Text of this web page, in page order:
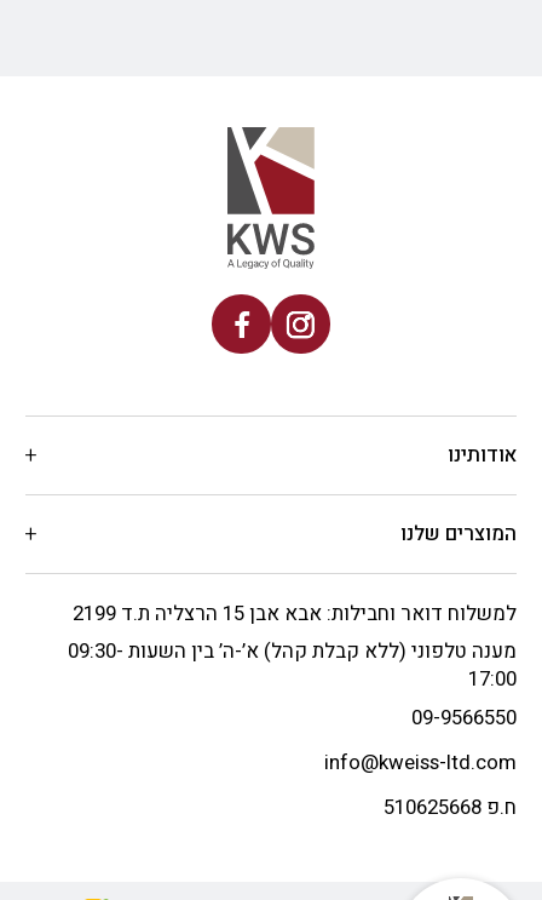
אודותינו
המוצרים שלנו
למשלוח דואר וחבילות: אבא אבן 15 הרצליה ת.ד 2199
מענה טלפוני (ללא קבלת קהל) א’-ה’ בין השעות 09:30-
17:00
09-9566550
info@kweiss-ltd.com
ח.פ 510625668